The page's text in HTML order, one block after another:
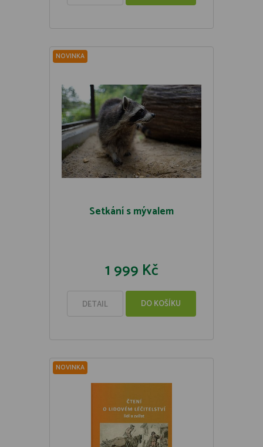
NOVINKA
Setkání s mývalem
1 999 Kč
DETAIL DO KOŠÍKU
NOVINKA